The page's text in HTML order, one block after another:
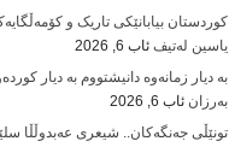
کوردستان بیابانێکی تاریک و
یاسین لەتیف ئاب 6, 2026
بە دیار زمانەوە دانیشتووم بە دیار
بەرزان ئاب 6, 2026
تونێڵی جەنگەکان.. شیعری عەبدوڵڵا